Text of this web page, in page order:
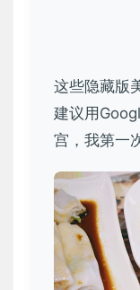
这些隐藏版
建议用
宫，我第一